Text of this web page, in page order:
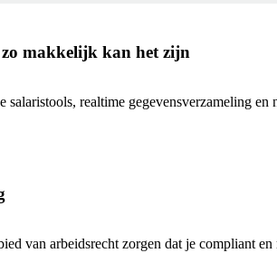
makkelijk kan het zijn
salaristools, realtime gegevensverzameling
van arbeidsrecht zorgen dat je compliant